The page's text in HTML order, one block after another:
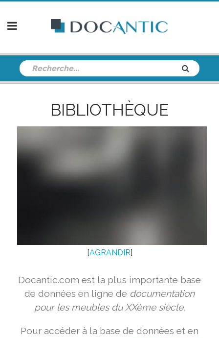
BIBLIOTHÈQUE
[AGRANDIR]
Docantic.com est la plus importante base
de données en ligne de documentation
pour les meubles du XXème siècle.
Pour accéder à la base de données et en